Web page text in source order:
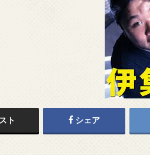
ト シェア